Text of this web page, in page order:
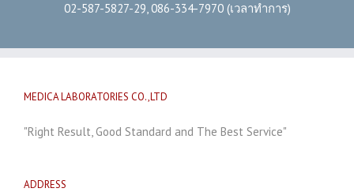
02-587-5827-29, 086-334-7970 (เวลาทำการ)
MEDICA LABORATORIES CO.,LTD
"Right Result, Good Standard and The Best Service"
ADDRESS